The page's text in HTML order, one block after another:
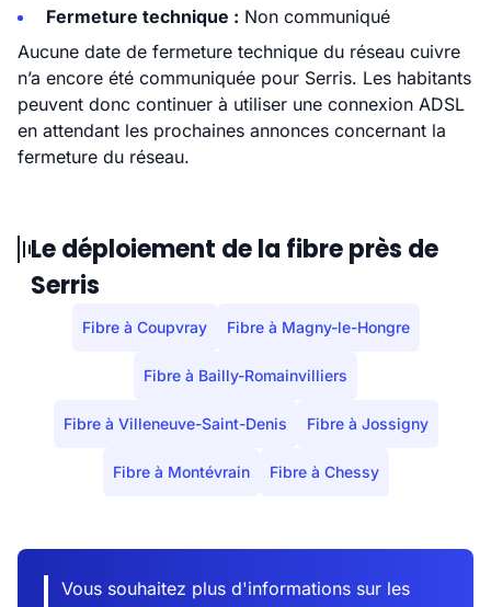
Fermeture technique : Non communiqué
Aucune date de fermeture technique du réseau cuivre
n’a encore été communiquée pour Serris. Les habitants
peuvent donc continuer à utiliser une connexion ADSL
en attendant les prochaines annonces concernant la
fermeture du réseau.
Le déploiement de la fibre près de
Serris
Fibre à Coupvray Fibre à Magny-le-Hongre
Fibre à Bailly-Romainvilliers
Fibre à Villeneuve-Saint-Denis Fibre à Jossigny
Fibre à Montévrain Fibre à Chessy
Vous souhaitez plus d'informations sur les